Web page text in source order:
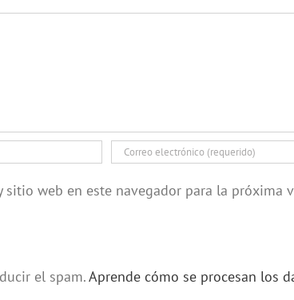
sitio web en este navegador para la próxima
el spam.Aprende cómo se procesan los